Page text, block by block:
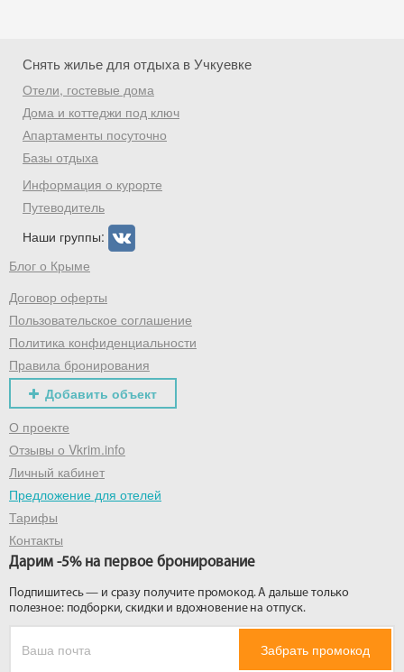
Снять жилье для отдыха в Учкуевке
Отели, гостевые дома
Дома и коттеджи под ключ
Апартаменты посуточно
Базы отдыха
Информация о курорте
Путеводитель
Наши группы:
Блог о Крыме
Договор оферты
Пользовательское соглашение
Политика конфиденциальности
Правила бронирования
Добавить объект
О проекте
Отзывы о Vkrim.info
Личный кабинет
Предложение для отелей
Тарифы
Контакты
Дарим -5% на первое бронирование
Подпишитесь — и сразу получите промокод. А дальше только
полезное: подборки, скидки и вдохновение на отпуск.
Забрать промокод
Скидка −5%
Хочешь дешевле? Оставь почту и получи
промокод на первое бронирование!